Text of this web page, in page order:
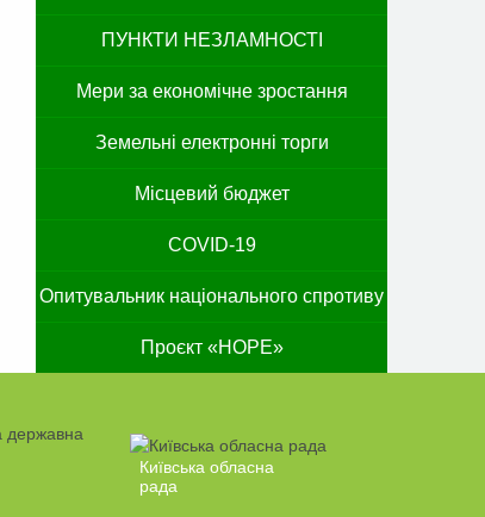
ПУНКТИ НЕЗЛАМНОСТІ
Мери за економічне зростання
Земельні електронні торги
Місцевий бюджет
COVID-19
Опитувальник національного спротиву
Проєкт «HOPE»
Київська обласна
рада